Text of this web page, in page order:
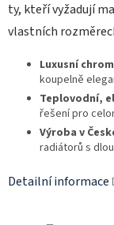
ty, kteří vyžadují
vlastních
Luxusní
koupelně
Teplovodní,
řešení pro
Výroba v
radiátorů s
Detailní informace